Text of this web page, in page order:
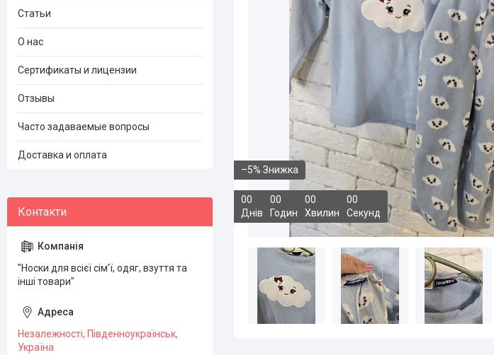
–5%
00
Днів
00
Годин
00
Хвилин
00
Секунд
Статьи
О нас
Сертификаты и лицензии
Отзывы
Часто задаваемые вопросы
Доставка и оплата
"Носки для всієї сім'ї, одяг, взуття та
інші товари"
Незалежності, Південноукраїнськ,
Україна